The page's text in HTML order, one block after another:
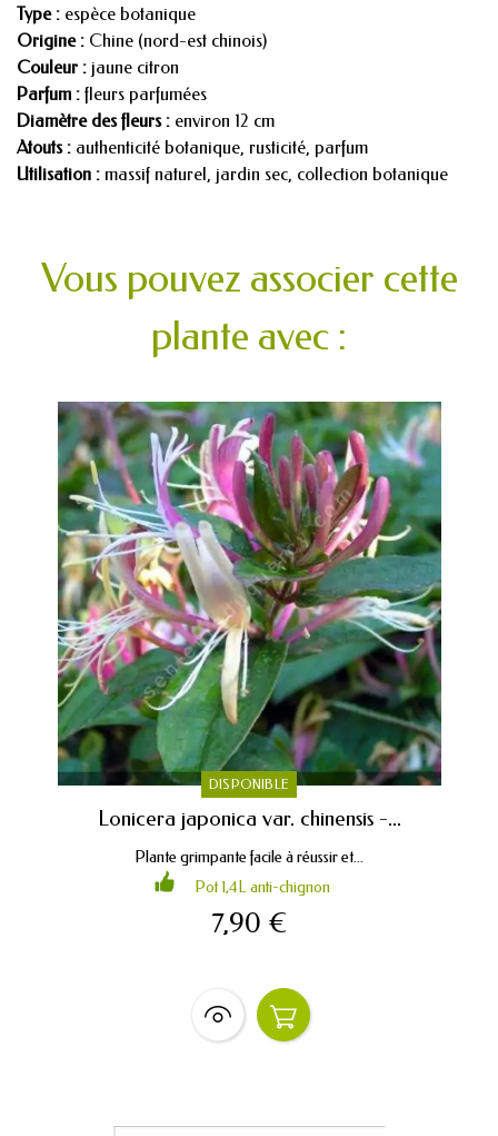
Type : espèce botanique
Origine : Chine (nord-est chinois)
Couleur : jaune citron
Parfum : fleurs parfumées
Diamètre des fleurs : environ 12 cm
Atouts : authenticité botanique, rusticité, parfum
Utilisation : massif naturel, jardin sec, collection botanique
Vous pouvez associer cette
plante avec :
DISPONIBLE
Lonicera japonica var. chinensis -...
Plante grimpante facile à réussir et...
Pot 1,4L anti-chignon
7,90 €